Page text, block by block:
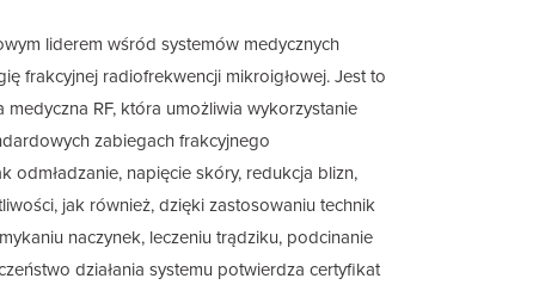
liderem wśród systemów medycznych
frakcyjnej radiofrekwencji mikroigłowej. Jest to
medyczna RF, która umożliwia wykorzystanie
zabiegach frakcyjnego
odmładzanie, napięcie skóry, redukcja blizn,
jak również, dzięki zastosowaniu technik
naczynek, leczeniu trądziku, podcinanie
działania systemu potwierdza certyfikat